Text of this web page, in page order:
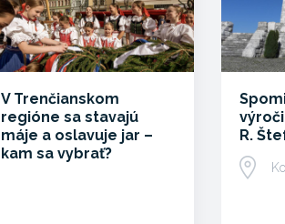
V Trenčianskom
regióne sa stavajú
máje a oslavuje jar –
kam sa vybrať?
R.